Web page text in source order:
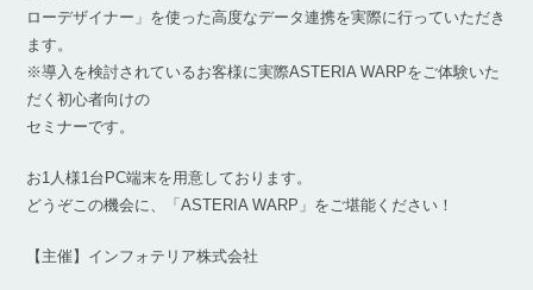
ローデザイナー」を使った高度なデータ連携を実際に行っていただき
ます。
※導入を検討されているお客様に実際ASTERIA WARPをご体験いた
だく初心者向けの
セミナーです。
お1人様1台PC端末を用意しております。
どうぞこの機会に、「ASTERIA WARP」をご堪能ください！
【主催】インフォテリア株式会社